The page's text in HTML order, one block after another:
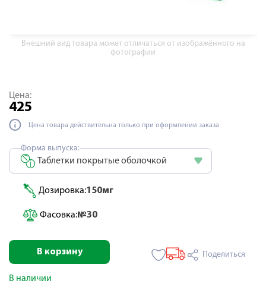
Внешний вид товара может отличаться от изображённого на
фотографии
Цена:
425
Цена товара действительна только при оформлении заказа
Форма выпуска:
Таблетки покрытые оболочкой
Дозировка:150мг
Фасовка:№30
В корзину Поделиться
В наличии